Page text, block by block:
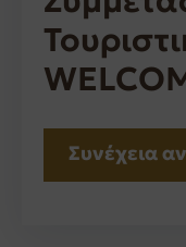
Συνέχεια